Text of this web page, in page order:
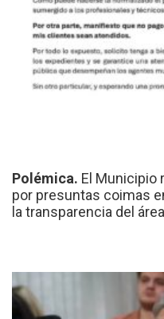
Polémica. El Municipio
por presuntas coimas
la transparencia del área